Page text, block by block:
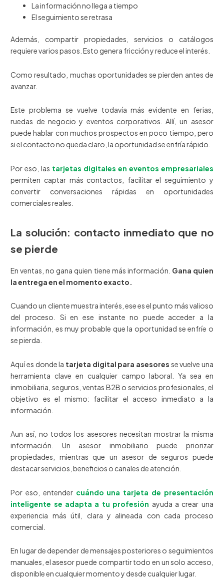
La información no llega a tiempo
El seguimiento se retrasa
Además, compartir propiedades, servicios o catálogos
requiere varios pasos. Esto genera fricción y reduce el interés.
Como resultado, muchas oportunidades se pierden antes de
avanzar.
Este problema se vuelve todavía más evidente en ferias,
ruedas de negocio y eventos corporativos. Allí, un asesor
puede hablar con muchos prospectos en poco tiempo, pero
si el contacto no queda claro, la oportunidad se enfría rápido.
Por eso, las tarjetas digitales en eventos empresariales
permiten captar más contactos, facilitar el seguimiento y
convertir conversaciones rápidas en oportunidades
comerciales reales.
La solución: contacto inmediato que no
se pierde
En ventas, no gana quien tiene más información. Gana quien
la entrega en el momento exacto.
Cuando un cliente muestra interés, ese es el punto más valioso
del proceso. Si en ese instante no puede acceder a la
información, es muy probable que la oportunidad se enfríe o
se pierda.
Aquí es donde la tarjeta digital para asesores se vuelve una
herramienta clave en cualquier campo laboral. Ya sea en
inmobiliaria, seguros, ventas B2B o servicios profesionales, el
objetivo es el mismo: facilitar el acceso inmediato a la
información.
Aun así, no todos los asesores necesitan mostrar la misma
información. Un asesor inmobiliario puede priorizar
propiedades, mientras que un asesor de seguros puede
destacar servicios, beneficios o canales de atención.
Por eso, entender cuándo una tarjeta de presentación
inteligente se adapta a tu profesión ayuda a crear una
experiencia más útil, clara y alineada con cada proceso
comercial.
En lugar de depender de mensajes posteriores o seguimientos
manuales, el asesor puede compartir todo en un solo acceso,
disponible en cualquier momento y desde cualquier lugar.